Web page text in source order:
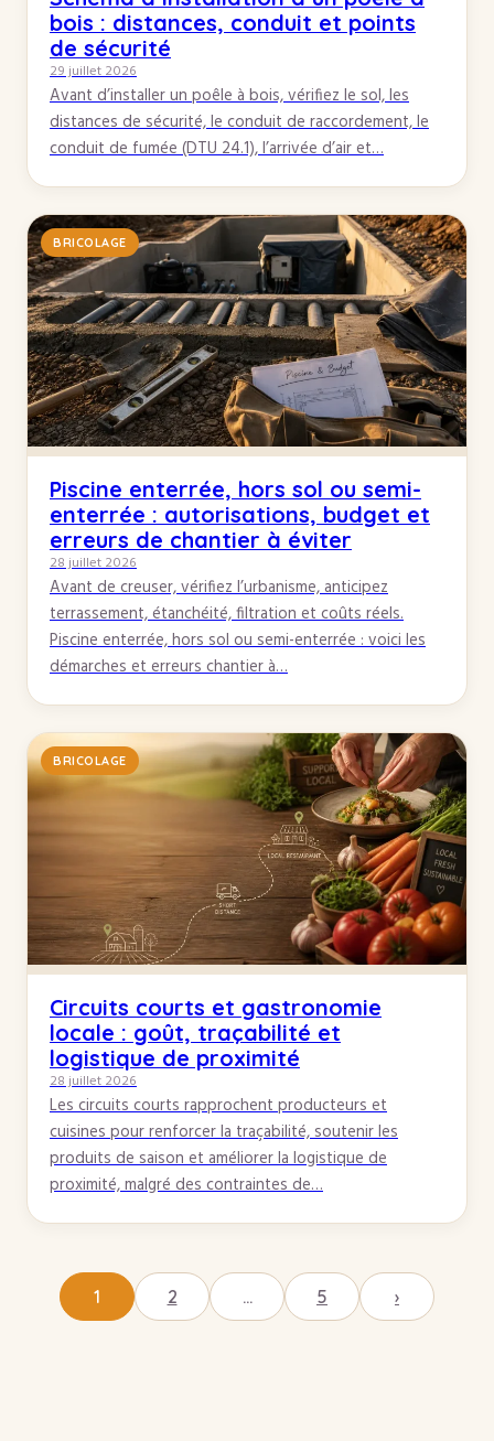
bois : distances, conduit et points
de sécurité
29 juillet 2026
Avant d’installer un poêle à bois, vérifiez le sol, les
distances de sécurité, le conduit de raccordement, le
conduit de fumée (DTU 24.1), l’arrivée d’air et…
BRICOLAGE
Piscine enterrée, hors sol ou semi-
enterrée : autorisations, budget et
erreurs de chantier à éviter
28 juillet 2026
Avant de creuser, vérifiez l’urbanisme, anticipez
terrassement, étanchéité, filtration et coûts réels.
Piscine enterrée, hors sol ou semi-enterrée : voici les
démarches et erreurs chantier à…
BRICOLAGE
Circuits courts et gastronomie
locale : goût, traçabilité et
logistique de proximité
28 juillet 2026
Les circuits courts rapprochent producteurs et
cuisines pour renforcer la traçabilité, soutenir les
produits de saison et améliorer la logistique de
proximité, malgré des contraintes de…
1 2 … 5 ›